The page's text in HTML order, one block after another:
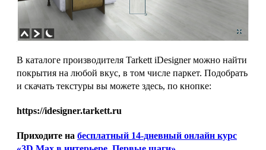
В каталоге производителя Tarkett iDesigner можно найти
покрытия на любой вкус, в том числе паркет. Подобрать
и скачать текстуры вы можете здесь, по кнопке:
https://idesigner.tarkett.ru
Приходите на бесплатный 14-дневный онлайн курс